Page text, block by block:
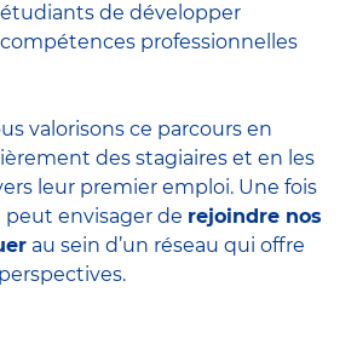
de développer
professionnelles
valorisons ce parcours en
des stagiaires et en les
leur premier emploi. Une fois
envisager de rejoindre nos
au sein d’un réseau qui offre